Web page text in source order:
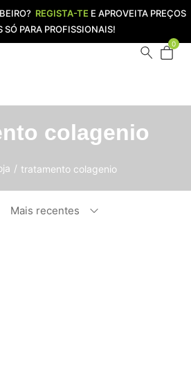
REGISTA-TE E APROVEITA PREÇOS
SÓ PARA PROFISSIONAIS!
0
colagenio
/ tratamento colagenio
Mais recentes